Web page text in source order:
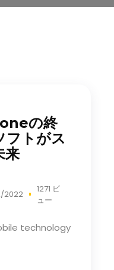
の終
フトがス
来
2022
1271 ビ
ュー
technology